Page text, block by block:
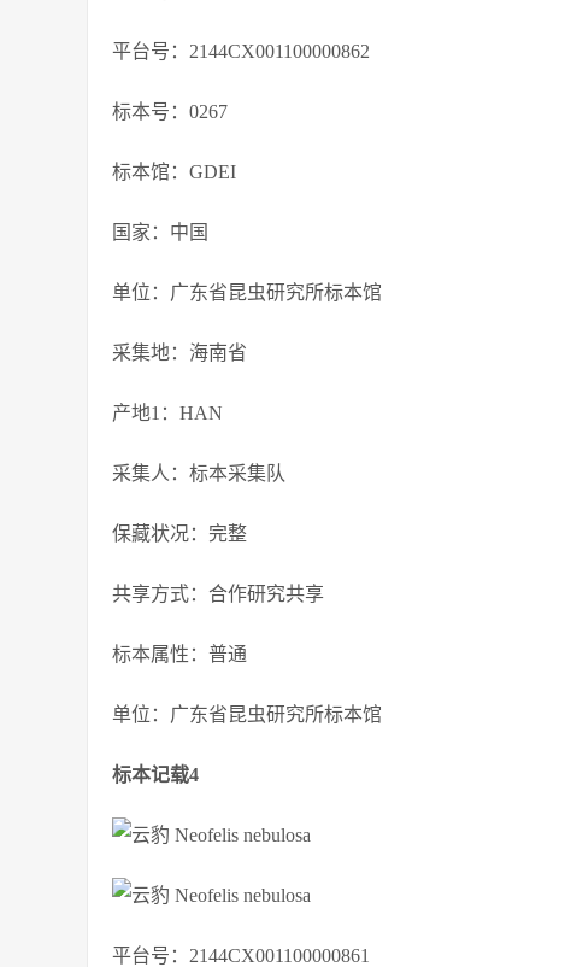
平台号：2144CX001100000862
标本号：0267
标本馆：GDEI
国家：中国
单位：广东省昆虫研究所标本馆
采集地：海南省
产地1：HAN
采集人：标本采集队
保藏状况：完整
共享方式：合作研究共享
标本属性：普通
单位：广东省昆虫研究所标本馆
标本记载4
平台号：2144CX001100000861